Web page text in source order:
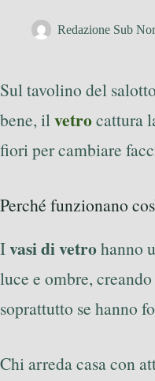
Redazione Sub
Sul tavolino del
bene, ilvetrocattura
fiori per cambiare
Perché funzionano
Ivasi di vetrohanno
luce e ombre,
soprattutto se hanno
Chi arreda casa con